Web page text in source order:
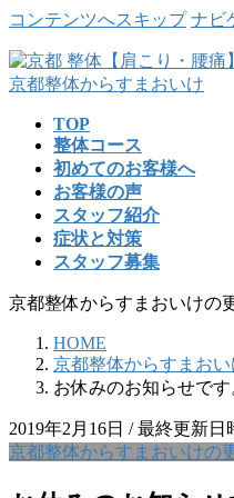
コンテンツへスキップ ナビ
TOP
整体コース
初めてのお客様へ
お客様の声
スタッフ紹介
症状と対策
スタッフ募集
京都整体からすまおいけの
HOME
京都整体からすまお
お休みのお知らせです
2019年2月16日 / 最終更新日
京都整体からすまおいけの